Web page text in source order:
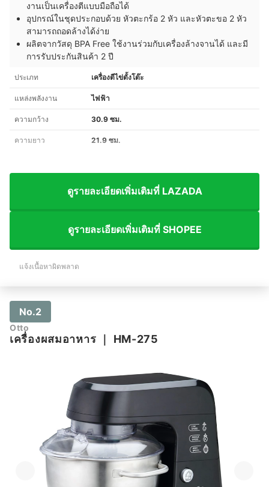
งานเป็นเครื่องตีแบบมือถือได้
อุปกรณ์ในชุดประกอบด้วย หัวตะกร้อ 2 หัว และหัวตะขอ 2 หัว
สามารถถอดล้างได้ง่าย
ผลิตจากวัสดุ BPA Free ใช้งานร่วมกับเครื่องล้างจานได้ และมี
การรับประกันสินค้า 2 ปี
ประเภท เครื่องตีไข่ตั้งโต๊ะ
แหล่งพลังงาน ไฟฟ้า
ความกว้าง 30.9 ซม.
ความยาว 21.9 ซม.
ดูรายละเอียดเพิ่มเติมที่ LAZADA
ดูรายละเอียดเพิ่มเติมที่ SHOPEE
แจ้งเนื้อหาผิดพลาด
No.2
Otto
เครื่องผสมอาหาร HM-275